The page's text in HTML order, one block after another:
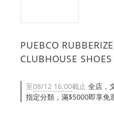
PUEBCO
CLUBHOUSE
至08/12 16:00截止 全店，
指定分類，滿$5000即享免